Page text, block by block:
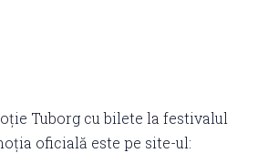
Tuborg cu bilete la festivalul
oficială este pe site-ul: